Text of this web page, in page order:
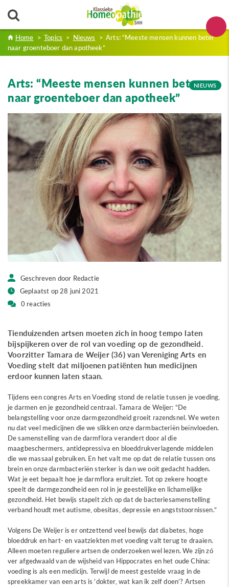
Home > Topics > Nieuws > Arts: “Meeste mensen kunnen beter
naar groenteboer dan apotheek”
Arts: “Meeste mensen kunnen beter
naar groenteboer dan apotheek”
NIEUWS
Geschreven door Redactie
Geplaatst op 28 juni 2021
0 reacties
Tienduizenden artsen moeten zich in hoog tempo laten
bijspijkeren over de rol van voeding op de gezondheid.
Voorzitter Tamara de Weijer (36) van Vereniging Arts en
Voeding stelt dat miljoenen patiënten hun medicijnen
erdoor kunnen laten staan.
Tijdens een congres Arts en Voeding stond de relatie tussen je voeding,
je darmen en je gezondheid centraal. Tamara de Weijer: “De
belangstelling voor onze darmgezondheid groeit razendsnel. We weten
nu dat veel medicijnen die we slikken onze darmbacteriën beïnvloeden.
De samenstelling van de darmflora verandert door al die
maagbeschermers, antidepressiva en bloeddrukverlagende middelen
die we massaal gebruiken. En het valt me op dat de relatie tussen ons
brein en onze darmbacteriën sterker is dan we ooit gedacht hadden.
Wat je eet bepaalt hoe je darmflora eruitziet. Tot op zekere hoogte
speelt de darmgezondheid een rol in je geestelijke en lichamelijke
gezondheid. Het bewijs stapelt zich op dat de bacteriesamenstelling
verband houdt met autisme, obesitas, depressie en angststoornissen.”
Volgens De Weijer is er ontzettend veel bewijs dat diabetes, hoge
bloeddruk en hart- en vaatziekten met voeding valt terug te draaien.
Alleen moeten reguliere artsen de onderzoeken wel lezen. We zijn zó
ver afgedwaald van de wijsheid van Hippocrates en het oude China:
voeding is als een medicijn. Terwijl de meest gestelde vraag in de
spreekkamer van een arts is ‘dokter, wat kan ik zelf doen’? Artsen